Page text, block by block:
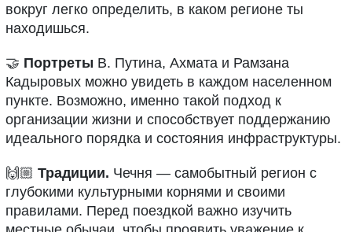
вокруг легко определить, в каком регионе ты
находишься.
🤝 Портреты В. Путина, Ахмата и Рамзана
Кадыровых можно увидеть в каждом населенном
пункте. Возможно, именно такой подход к
организации жизни и способствует поддержанию
идеального порядка и состояния инфраструктуры.
🙌🏼Традиции. Чечня — самобытный регион с
глубокими культурными корнями и своими
правилами. Перед поездкой важно изучить